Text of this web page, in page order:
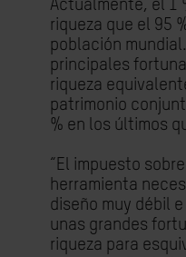
Actualmente, el 1
riqueza que el 95
población
principales
riqueza
patrimonio
% en los últimos
“El impuesto
herramienta
diseño muy débil
unas grandes
riqueza para